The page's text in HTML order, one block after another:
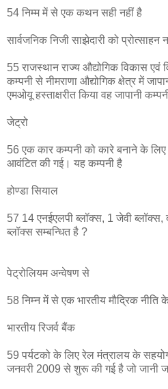
54 निम्म में से एक कथन सही नहीं है
सार्वजनिक निजी साझेदारी को प्रोत्साहन
55 राजस्थान राज्य औद्योगिक विकास एवं
कम्पनी से नीमराणा औद्योगिक क्षेत्र में
एमओयू हस्ताक्षरीत किया वह जापानी
जेट्रो
56 एक कार कम्पनी को कारे बनाने के
आवंटित की गई। यह कम्पनी है
होण्डा सियाल
57 14 एनईएलपी ब्लॉक्स, 1 जेवी ब्लॉक्स,
ब्लॉक्स सम्बन्धित है ?
पेट्रोलियम अन्वेषण से
58 निम्न में से एक भारतीय मौद्रिक नीति
भारतीय रिजर्व बैंक
59 पर्यटको के लिए रेल मंत्रालय के
जनवरी 2009 से शुरू की गई है जो जानी